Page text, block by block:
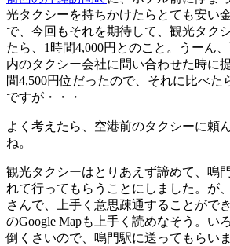
光タクシーを持ちかけたらとても安い
で、今回もそれを期待して、観光タク
たら、1時間4,000円とのこと。うーん
内のタクシー会社に問い合わせた時に
間4,500円位だったので、それに比べた
ですが・・・
よく考えたら、空港前のタクシーに頼
ね。
観光タクシーはとりあえず諦めて、鳴
れて行ってもらうことにしました。が
さんで、上手く意思疎通することがで
のGoogle Mapも上手く読めなそう。い
倒くさいので、鳴門駅に送ってもらいま